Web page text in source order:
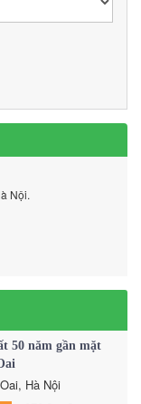
Nội.
50 năm gần mặt
Hà Nội